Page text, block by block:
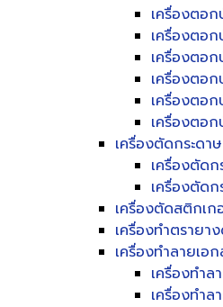
เครื่องตอ
เครื่องตอ
เครื่องตอ
เครื่องตอก
เครื่องตอก
เครื่องตอก
เครื่องตัดกระดาษ
เครื่องตัดก
เครื่องตัดก
เครื่องตัดสติกเก
เครื่องทำตรายา
เครื่องทำลายเอ
เครื่องทำล
เครื่องทำล